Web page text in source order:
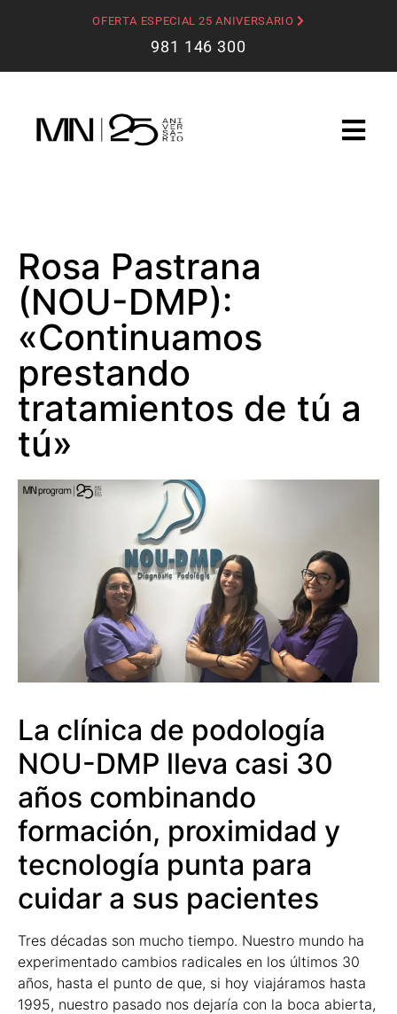
OFERTA ESPECIAL 25 ANIVERSARIO
981 146 300
Rosa Pastrana
(NOU-DMP):
«Continuamos
prestando
tratamientos de tú a
tú»
La clínica de podología
NOU-DMP lleva casi 30
años combinando
formación, proximidad y
tecnología punta para
cuidar a sus pacientes
Tres décadas son mucho tiempo. Nuestro mundo ha
experimentado cambios radicales en los últimos 30
años, hasta el punto de que, si hoy viajáramos hasta
1995, nuestro pasado nos dejaría con la boca abierta,